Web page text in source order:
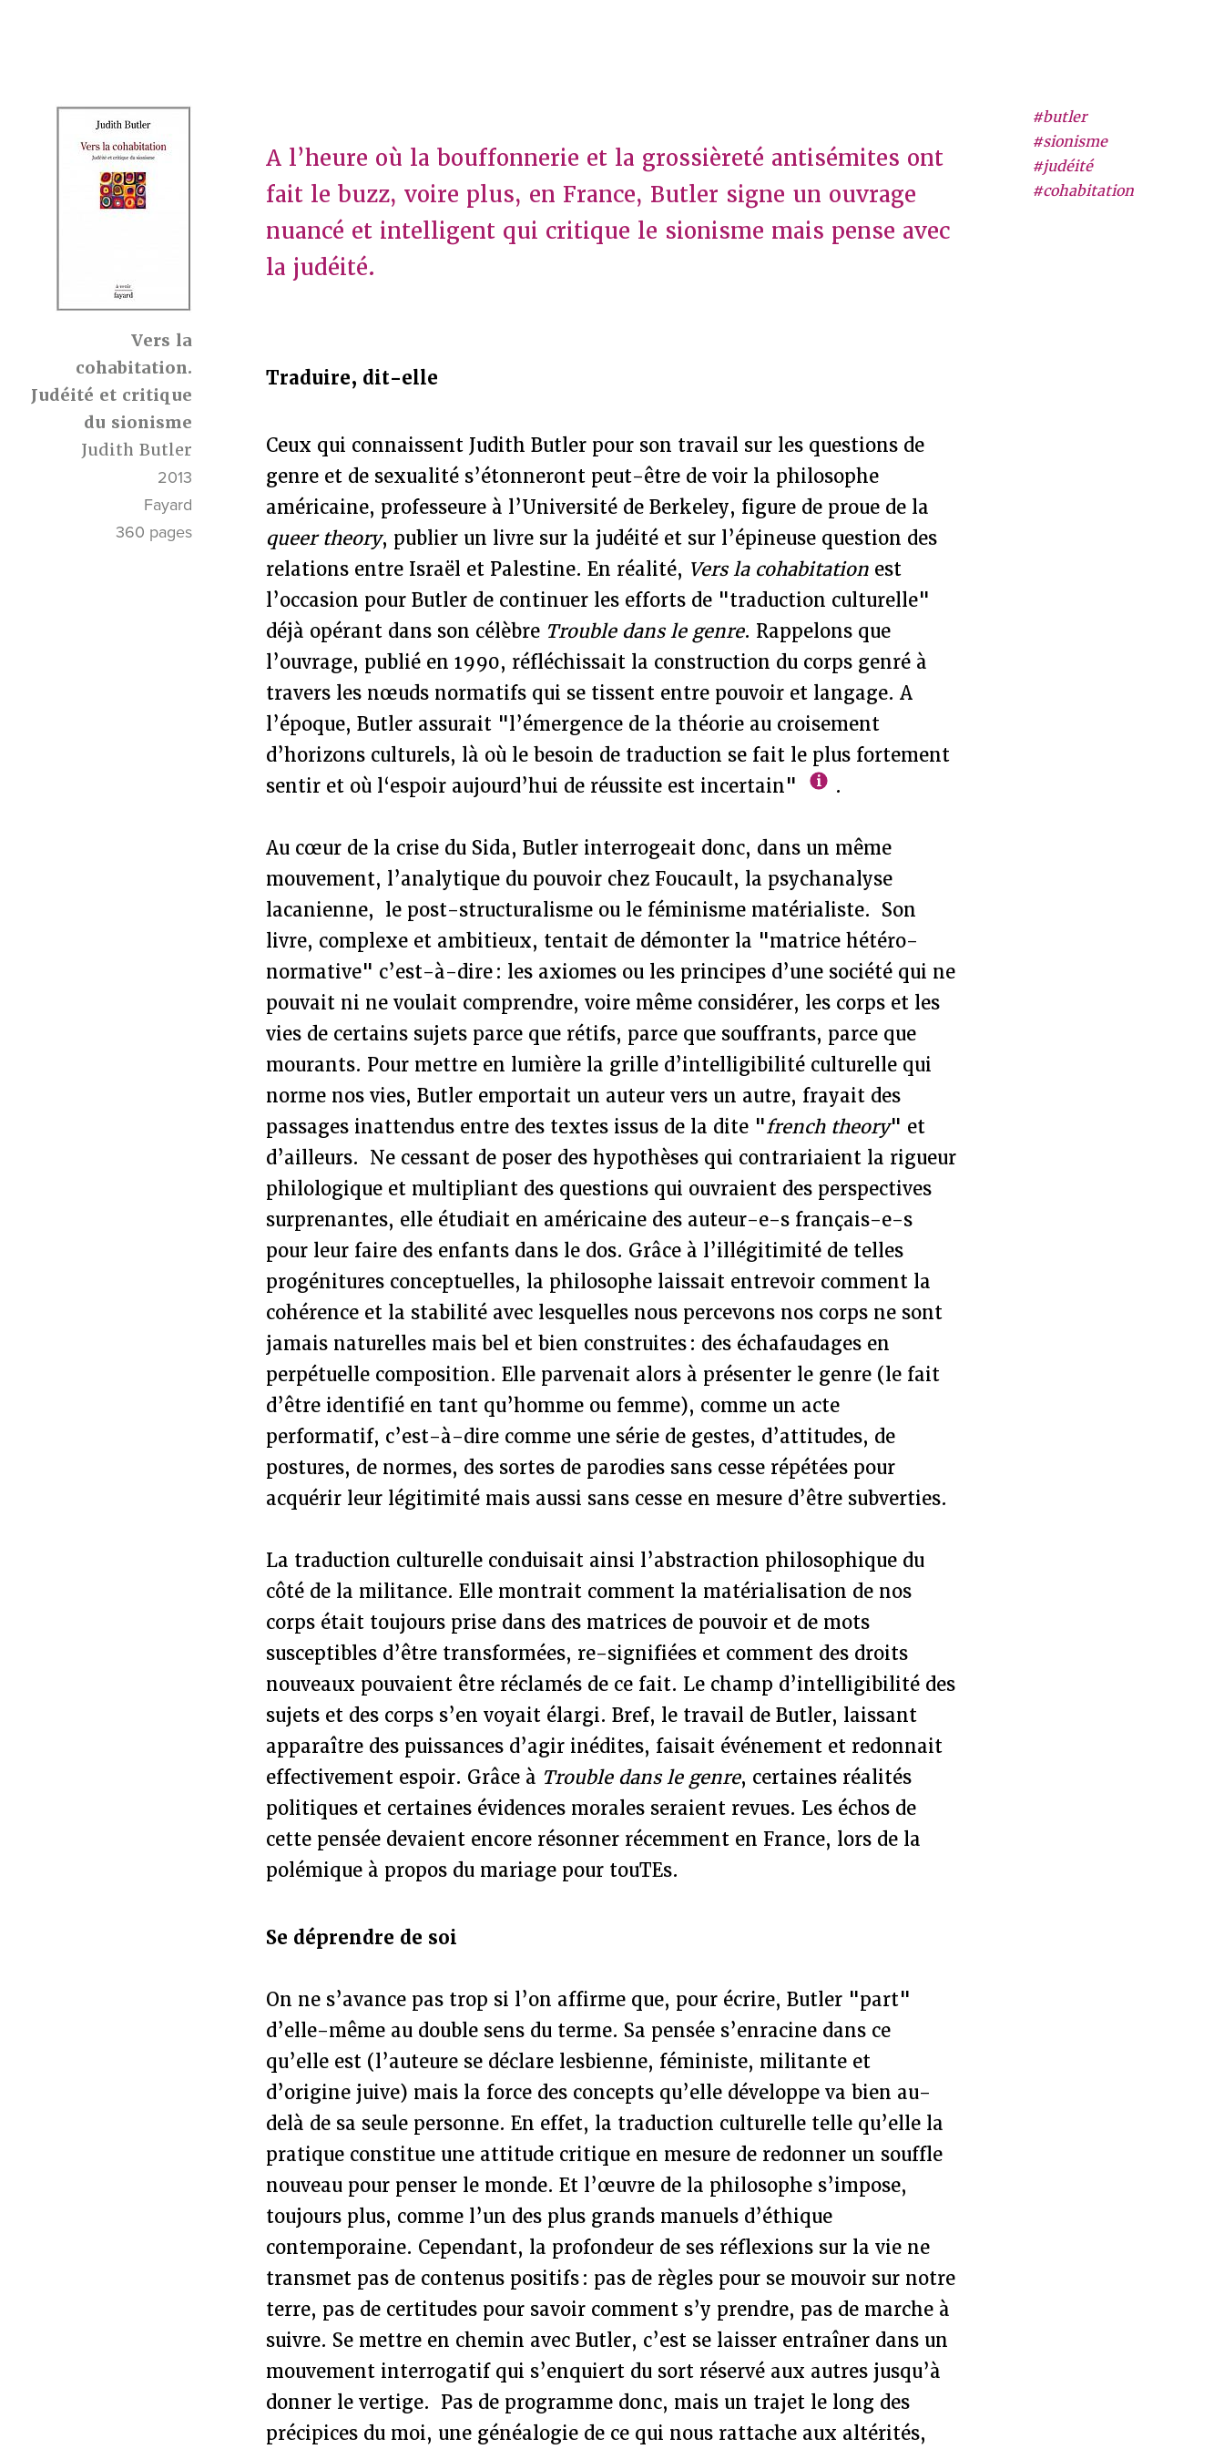
Vers la
cohabitation.
Judéité et critique
du sionisme
Judith Butler
2013
Fayard
360 pages
#butler
#sionisme
#judéité
#cohabitation
A l’heure où la bouffonnerie et la grossièreté antisémites ont
fait le buzz, voire plus, en France, Butler signe un ouvrage
nuancé et intelligent qui critique le sionisme mais pense avec
la judéité.
Traduire, dit-elle
Ceux qui connaissent Judith Butler pour son travail sur les questions de
genre et de sexualité s’étonneront peut-être de voir la philosophe
américaine, professeure à l’Université de Berkeley, figure de proue de la
queer theory, publier un livre sur la judéité et sur l’épineuse question des
relations entre Israël et Palestine. En réalité, Vers la cohabitation est
l’occasion pour Butler de continuer les efforts de "traduction culturelle"
déjà opérant dans son célèbre Trouble dans le genre. Rappelons que
l’ouvrage, publié en 1990, réfléchissait la construction du corps genré à
travers les nœuds normatifs qui se tissent entre pouvoir et langage. A
l’époque, Butler assurait "l’émergence de la théorie au croisement
d’horizons culturels, là où le besoin de traduction se fait le plus fortement
sentir et où l‘espoir aujourd’hui de réussite est incertain"
.
Au cœur de la crise du Sida, Butler interrogeait donc, dans un même
mouvement, l’analytique du pouvoir chez Foucault, la psychanalyse
lacanienne, le post-structuralisme ou le féminisme matérialiste. Son
livre, complexe et ambitieux, tentait de démonter la "matrice hétéro-
normative" c’est-à-dire : les axiomes ou les principes d’une société qui ne
pouvait ni ne voulait comprendre, voire même considérer, les corps et les
vies de certains sujets parce que rétifs, parce que souffrants, parce que
mourants. Pour mettre en lumière la grille d’intelligibilité culturelle qui
norme nos vies, Butler emportait un auteur vers un autre, frayait des
passages inattendus entre des textes issus de la dite "french theory" et
d’ailleurs. Ne cessant de poser des hypothèses qui contrariaient la rigueur
philologique et multipliant des questions qui ouvraient des perspectives
surprenantes, elle étudiait en américaine des auteur-e-s français-e-s
pour leur faire des enfants dans le dos. Grâce à l’illégitimité de telles
progénitures conceptuelles, la philosophe laissait entrevoir comment la
cohérence et la stabilité avec lesquelles nous percevons nos corps ne sont
jamais naturelles mais bel et bien construites : des échafaudages en
perpétuelle composition. Elle parvenait alors à présenter le genre (le fait
d’être identifié en tant qu’homme ou femme), comme un acte
performatif, c’est-à-dire comme une série de gestes, d’attitudes, de
postures, de normes, des sortes de parodies sans cesse répétées pour
acquérir leur légitimité mais aussi sans cesse en mesure d’être subverties.
La traduction culturelle conduisait ainsi l’abstraction philosophique du
côté de la militance. Elle montrait comment la matérialisation de nos
corps était toujours prise dans des matrices de pouvoir et de mots
susceptibles d’être transformées, re-signifiées et comment des droits
nouveaux pouvaient être réclamés de ce fait. Le champ d’intelligibilité des
sujets et des corps s’en voyait élargi. Bref, le travail de Butler, laissant
apparaître des puissances d’agir inédites, faisait événement et redonnait
effectivement espoir. Grâce à Trouble dans le genre, certaines réalités
politiques et certaines évidences morales seraient revues. Les échos de
cette pensée devaient encore résonner récemment en France, lors de la
polémique à propos du mariage pour touTEs.
Se déprendre de soi
On ne s’avance pas trop si l’on affirme que, pour écrire, Butler "part"
d’elle-même au double sens du terme. Sa pensée s’enracine dans ce
qu’elle est (l’auteure se déclare lesbienne, féministe, militante et
d’origine juive) mais la force des concepts qu’elle développe va bien au-
delà de sa seule personne. En effet, la traduction culturelle telle qu’elle la
pratique constitue une attitude critique en mesure de redonner un souffle
nouveau pour penser le monde. Et l’œuvre de la philosophe s’impose,
toujours plus, comme l’un des plus grands manuels d’éthique
contemporaine. Cependant, la profondeur de ses réflexions sur la vie ne
transmet pas de contenus positifs : pas de règles pour se mouvoir sur notre
terre, pas de certitudes pour savoir comment s’y prendre, pas de marche à
suivre. Se mettre en chemin avec Butler, c’est se laisser entraîner dans un
mouvement interrogatif qui s’enquiert du sort réservé aux autres jusqu’à
donner le vertige. Pas de programme donc, mais un trajet le long des
précipices du moi, une généalogie de ce qui nous rattache aux altérités,